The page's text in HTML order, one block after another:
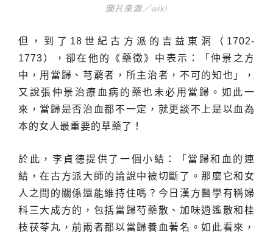
圖片來源／wiki
但，到了18世紀古方派的吉益東洞（1702-
1773），卻在他的《藥徵》中表示：「仲景之方
中，用當歸、芎藭者，所主治者，不可的知也」，
又說張仲景治療血病的藥也未必用當歸。如此一
來，當歸是否治血都不一定，就更談不上是以血為
本的女人最重要的草藥了！
於此，李貞德提供了一個小結：「當歸和血的連
結，在古方派大師的論說中被切斷了。那麼它和女
人之間的關係還能維持住嗎？今日漢方醫學有稱婦
科三大成方的，包括當歸芍藥散、加味逍遙散和桂
枝茯苓丸，前兩者都以當歸養血著名。如此看來，